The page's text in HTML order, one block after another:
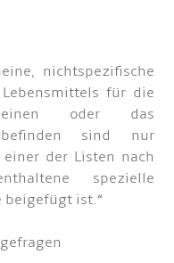
nichtspezifische
für die
oder das
sind nur
der Listen nach
spezielle
beigefügt ist.“